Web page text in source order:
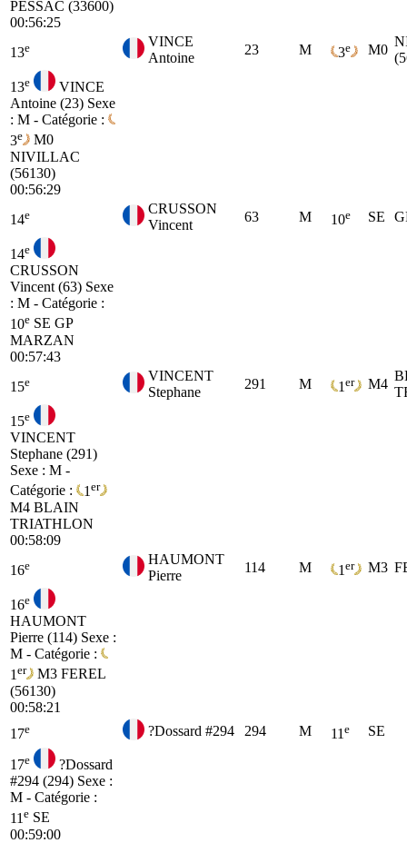
PESSAC (33600)
00:56:25
13e
VINCE
Antoine
23 M 3e M0
13e
VINCE
Antoine (23) Sexe
: M - Catégorie :
3e
M0
NIVILLAC
(56130)
00:56:29
14e
CRUSSON
Vincent
63 M 10e SE
14e
CRUSSON
Vincent (63) Sexe
: M - Catégorie :
10e SE GP
MARZAN
00:57:43
15e
VINCENT
Stephane
291 M 1 er M4
15e
VINCENT
Stephane (291)
Sexe : M -
Catégorie :
1 er
M4 BLAIN
TRIATHLON
00:58:09
16e
HAUMONT
Pierre
114 M 1 er M3
16e
HAUMONT
Pierre (114) Sexe :
M - Catégorie :
1 er M3 FEREL
(56130)
00:58:21
17e ?Dossard #294 294 M 11 e SE
17e
?Dossard
#294 (294) Sexe :
M - Catégorie :
11 e SE
00:59:00